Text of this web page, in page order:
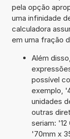
pela opção
uma infinidade
calculadora
em uma fração
Além
possível
exemplo,
unidades
outras
seriam:
'70mm x